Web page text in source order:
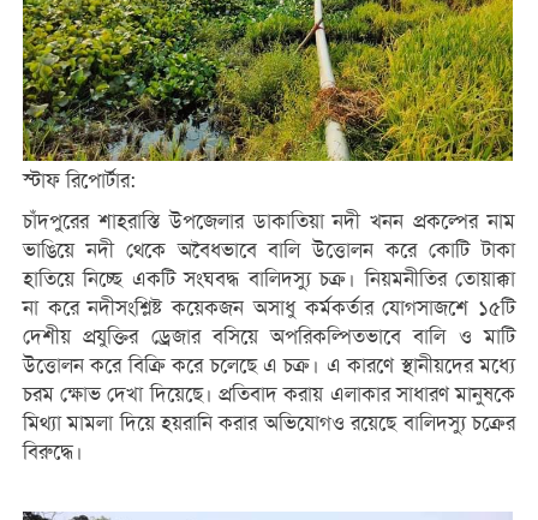
স্টাফ রিপোর্টার:
চাঁদপুরের শাহরাস্তি উপজেলার ডাকাতিয়া নদী খনন প্রকল্পের নাম
ভাঙিয়ে নদী থেকে অবৈধভাবে বালি উত্তোলন করে কোটি টাকা
হাতিয়ে নিচ্ছে একটি সংঘবদ্ধ বালিদস্যু চক্র। নিয়মনীতির তোয়াক্কা
না করে নদীসংশ্লিষ্ট কয়েকজন অসাধু কর্মকর্তার যোগসাজশে ১৫টি
দেশীয় প্রযুক্তির ড্রেজার বসিয়ে অপরিকল্পিতভাবে বালি ও মাটি
উত্তোলন করে বিক্রি করে চলেছে এ চক্র। এ কারণে স্থানীয়দের মধ্যে
চরম ক্ষোভ দেখা দিয়েছে। প্রতিবাদ করায় এলাকার সাধারণ মানুষকে
মিথ্যা মামলা দিয়ে হয়রানি করার অভিযোগও রয়েছে বালিদস্যু চক্রের
বিরুদ্ধে।